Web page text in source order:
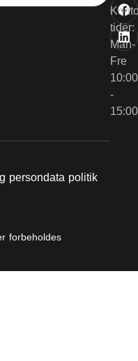
tider:
Man-
Fre
10:00
-
15:00
forbeholdes
persondata politik